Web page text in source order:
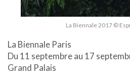
La Biennale 2017 ©
La Biennale Paris
Du 11 septembre au 17
Grand Palais